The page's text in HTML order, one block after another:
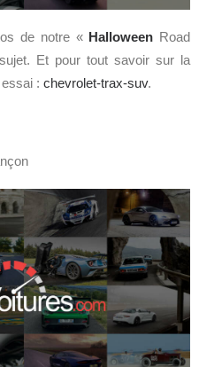
de notre « Halloween Road
Et pour tout savoir sur la
: chevrolet-trax-suv.